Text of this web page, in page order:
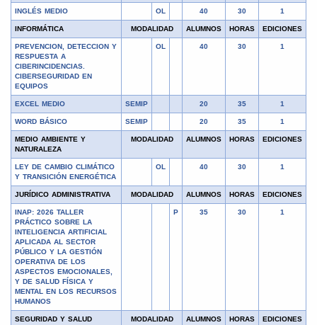
INGLÉS MEDIO OL 40 30 1
INFORMÁTICA MODALIDAD ALUMNOS HORAS EDICIONES
PREVENCION, DETECCION Y
RESPUESTA A
CIBERINCIDENCIAS.
CIBERSEGURIDAD EN
EQUIPOS
OL 40 30 1
EXCEL MEDIO SEMIP 20 35 1
WORD BÁSICO SEMIP 20 35 1
MEDIO AMBIENTE Y
NATURALEZA
MODALIDAD ALUMNOS HORAS EDICIONES
LEY DE CAMBIO CLIMÁTICO
Y TRANSICIÓN ENERGÉTICA
OL 40 30 1
JURÍDICO ADMINISTRATIVA MODALIDAD ALUMNOS HORAS EDICIONES
INAP: 2026 TALLER
PRÁCTICO SOBRE LA
INTELIGENCIA ARTIFICIAL
APLICADA AL SECTOR
PÚBLICO Y LA GESTIÓN
OPERATIVA DE LOS
ASPECTOS EMOCIONALES,
Y DE SALUD FÍSICA Y
MENTAL EN LOS RECURSOS
HUMANOS
P 35 30 1
SEGURIDAD Y SALUD MODALIDAD ALUMNOS HORAS EDICIONES